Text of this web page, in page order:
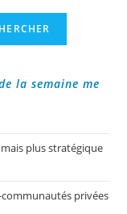
la semaine me
plus stratégique
communautés privées